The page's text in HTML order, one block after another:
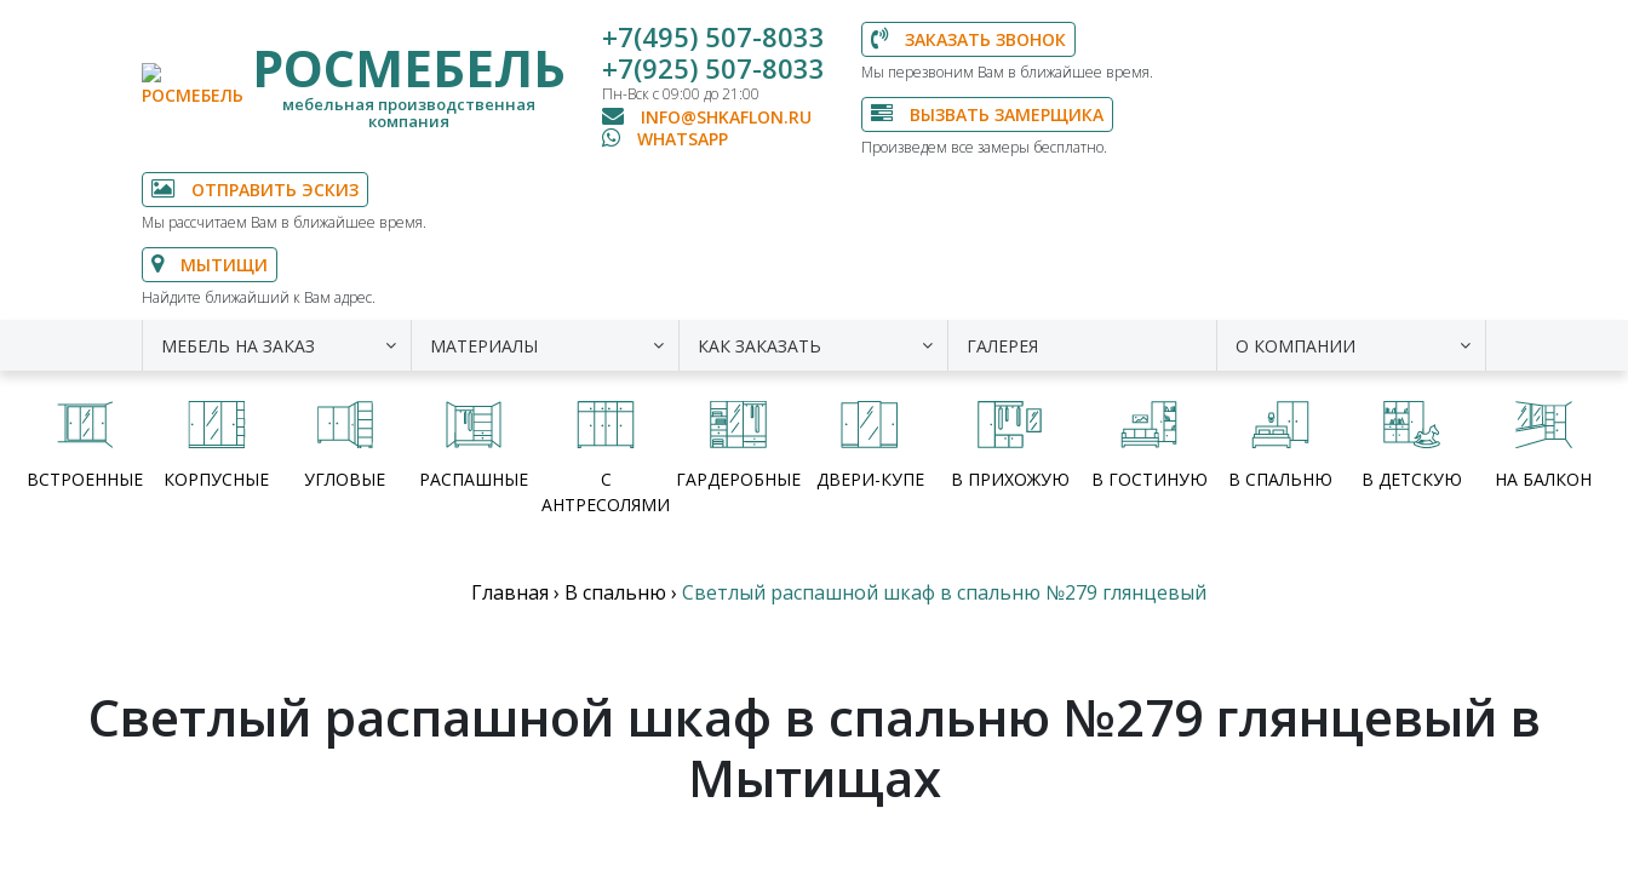
РОСМЕБЕЛЬ
мебельная производственная
компания
+7(495) 507-8033
+7(925) 507-8033
Пн-Вск с 09:00 до 21:00
INFO@SHKAFLON.RU
WHATSAPP
ЗАКАЗАТЬ ЗВОНОК
Мы перезвоним Вам в ближайшее время.
ВЫЗВАТЬ ЗАМЕРЩИКА
Произведем все замеры бесплатно.
ОТПРАВИТЬ ЭСКИЗ
Мы рассчитаем Вам в ближайшее время.
МЫТИЩИ
Найдите ближайший к Вам адрес.
МЕБЕЛЬ НА ЗАКАЗ МАТЕРИАЛЫ КАК ЗАКАЗАТЬ ГАЛЕРЕЯ О КОМПАНИИ
ВСТРОЕННЫЕ КОРПУСНЫЕ УГЛОВЫЕ РАСПАШНЫЕ
С
АНТРЕСОЛЯМИ
ГАРДЕРОБНЫЕ ДВЕРИ-КУПЕ В ПРИХОЖУЮ В ГОСТИНУЮ В СПАЛЬНЮ В ДЕТСКУЮ НА БАЛКОН
Главная › В спальню › Светлый распашной шкаф в спальню №279 глянцевый
Светлый распашной шкаф в спальню №279 глянцевый в
Мытищах